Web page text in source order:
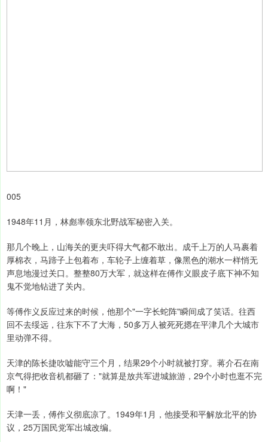
005
1948年11月，林彪率领东北野战军秘密入关。
那几个晚上，山海关的更夫吓得大气都不敢出。成千上万的人马裹着
厚棉衣，马蹄子上包着布，车轮子上缠着草，像黑色的潮水一样悄无
声息地漫过关口。整整80万大军，就这样在傅作义眼皮子底下神不知
鬼不觉地钻进了关内。
等傅作义反应过来的时候，他那个"一字长蛇阵"瞬间成了笑话。往西
回不去绥远，往东下不了大海，50多万人被死死摁在平津几个大城市
里动弹不得。
天津的陈长捷吹嘘能守三个月，结果29个小时就被打穿。蒋介石在南
京气得把收音机都砸了："就算是放共军进城旅游，29个小时也逛不完
啊！"
天津一丢，傅作义彻底凉了。1949年1月，他接受和平解放北平的协
议，25万国民党军出城改编。